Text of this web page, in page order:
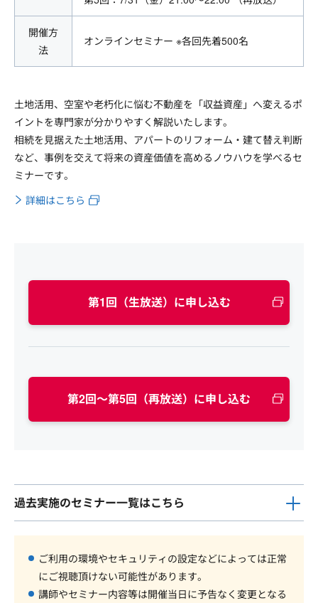
開催方
法
オンラインセミナー ※各回先着500名
土地活用、空室や老朽化に悩む不動産を「収益資産」へ変えるポ
イントを専門家が分かりやすく解説いたします。
相続を見据えた土地活用、アパートのリフォーム・建て替え判断
など、事例を交えて将来の資産価値を高めるノウハウを学べるセ
ミナーです。
詳細はこちら
第1回（生放送）に申し込む
第2回～第5回（再放送）に申し込む
過去実施のセミナー一覧はこちら
ご利用の環境やセキュリティの設定などによっては正常
にご視聴頂けない可能性があります。
講師やセミナー内容等は開催当日に予告なく変更となる